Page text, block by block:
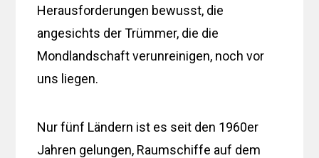
Herausforderungen bewusst, die
angesichts der Trümmer, die die
Mondlandschaft verunreinigen, noch vor
uns liegen.
Nur fünf Ländern ist es seit den 1960er
Jahren gelungen, Raumschiffe auf dem